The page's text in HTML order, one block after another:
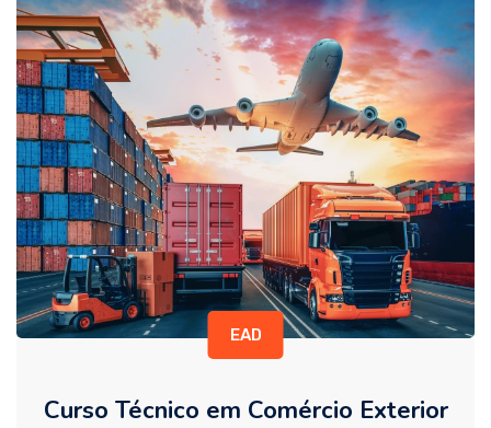
EAD
Curso Técnico em Comércio Exterior